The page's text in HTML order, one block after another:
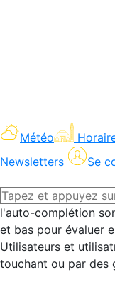
Météo
Newsletters
Se
Recherche
:l'auto-complétion
et bas pour évaluer
Utilisateurs et
touchant ou par des